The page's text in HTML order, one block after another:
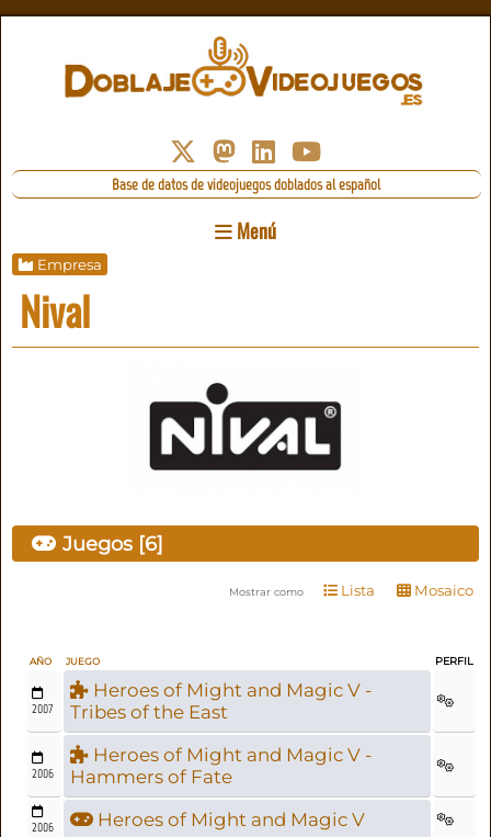
Base de datos de videojuegos doblados al español
Menú
Empresa
Nival
Juegos [6]
Mostrar como Lista Mosaico
AÑO JUEGO PERFIL
2007
Heroes of Might and Magic V -
Tribes of the East
2006
Heroes of Might and Magic V -
Hammers of Fate
2006 Heroes of Might and Magic V